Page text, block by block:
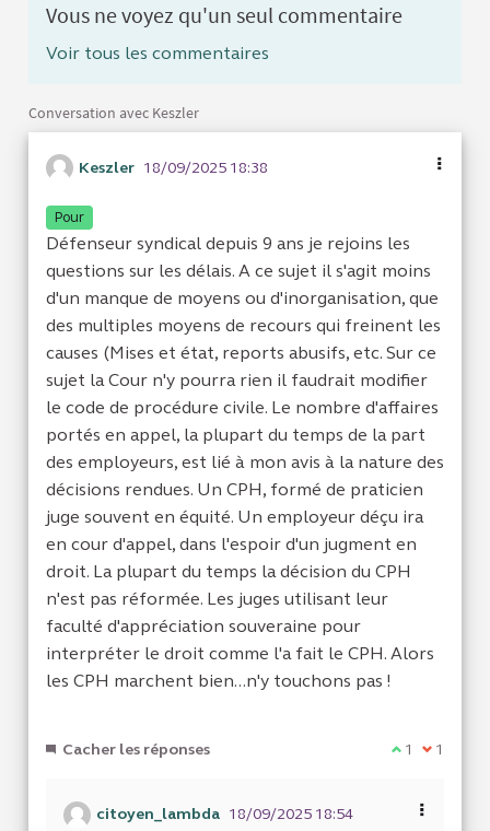
Vous ne voyez qu'un seul commentaire
Voir tous les commentaires
Conversation avec Keszler
Keszler 18/09/2025 18:38
Pour
Défenseur syndical depuis 9 ans je rejoins les
questions sur les délais. A ce sujet il s'agit moins
d'un manque de moyens ou d'inorganisation, que
des multiples moyens de recours qui freinent les
causes (Mises et état, reports abusifs, etc. Sur ce
sujet la Cour n'y pourra rien il faudrait modifier
le code de procédure civile. Le nombre d'affaires
portés en appel, la plupart du temps de la part
des employeurs, est lié à mon avis à la nature des
décisions rendues. Un CPH, formé de praticien
juge souvent en équité. Un employeur déçu ira
en cour d'appel, dans l'espoir d'un jugment en
droit. La plupart du temps la décision du CPH
n'est pas réformée. Les juges utilisant leur
faculté d'appréciation souveraine pour
interpréter le droit comme l'a fait le CPH. Alors
les CPH marchent bien...n'y touchons pas !
Cacher les réponses Je suis
1 Je ne
1
citoyen_lambda 18/09/2025 18:54